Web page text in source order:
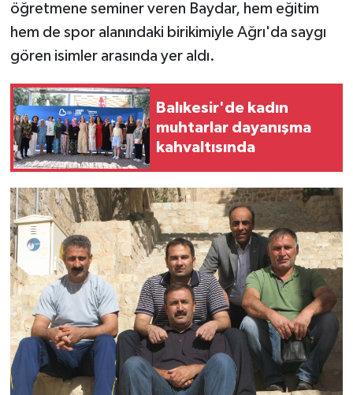
öğretmene seminer veren Baydar, hem eğitim
hem de spor alanındaki birikimiyle Ağrı'da saygı
gören isimler arasında yer aldı.
Balıkesir'de kadın
muhtarlar dayanışma
kahvaltısında